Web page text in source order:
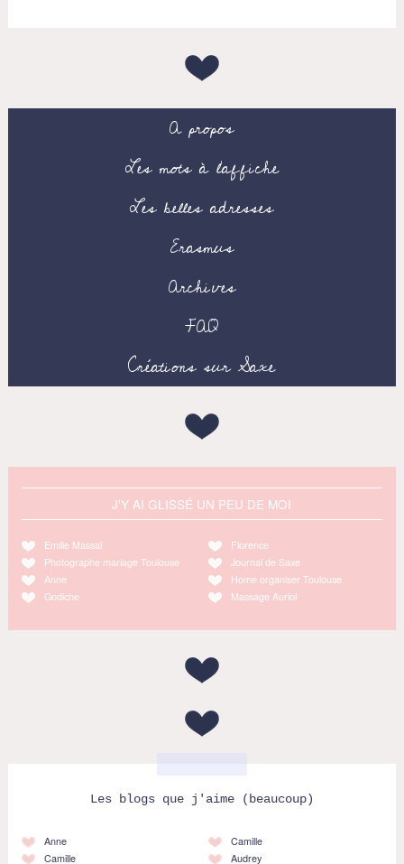
A propos
Les mots à l’affiche
Les belles adresses
Erasmus
Archives
FAQ
Créations sur Saxe
J'Y AI GLISSÉ UN PEU DE MOI
Emilie Massal
Photographe mariage Toulouse
Anne
Godiche
Florence
Journal de Saxe
Home organiser Toulouse
Massage Auriol
Les blogs que j'aime (beaucoup)
Anne
Camille
Camille
Audrey